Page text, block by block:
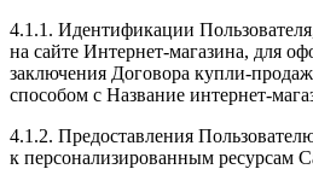
4.1.1. Идентификации
на сайте Интернет-магазина, для
заключения Договора купли-
способом с Название интернет-
4.1.2. Предоставления
к персонализированным ресурсам